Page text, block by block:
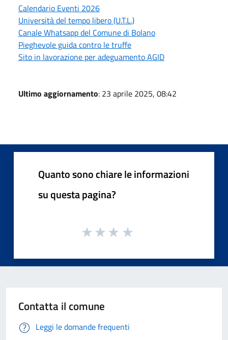
Calendario Eventi 2026
Università del tempo libero (U.T.L.)
Canale Whatsapp del Comune di Bolano
Pieghevole guida contro le truffe
Sito in lavorazione per adeguamento AGID
Ultimo aggiornamento: 23 aprile 2025, 08:42
Quanto sono chiare le informazioni
su questa pagina?
Contatta il comune
Leggi le domande frequenti